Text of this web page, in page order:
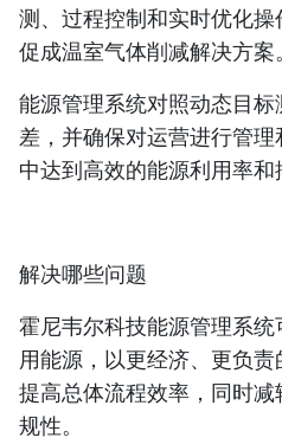
测、过程控制和实时优化操
促成温室气体削减解决方案。
能源管理系统对照动态目
差，并确保对运营进行管
中达到高效的能源利用率和
解决哪些问题
霍尼韦尔科技能源管理系
用能源，以更经济、更负责
提高总体流程效率，同时
规性。